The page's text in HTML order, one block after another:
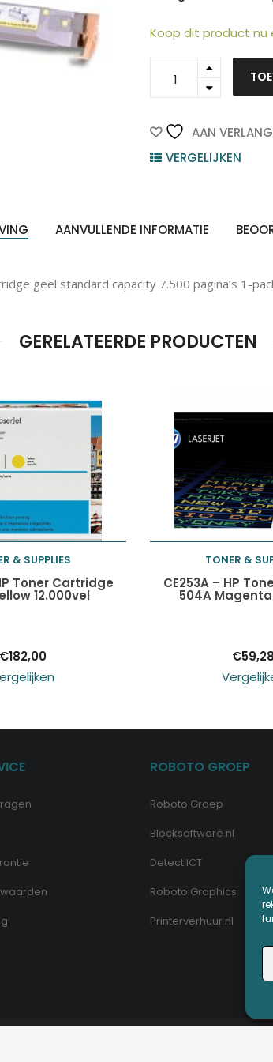
Koop dit product nu
016197500
Cartridge
7.500vel
AAN
VERGELIJKEN
AANVULLENDE INFORMATIE
geel standard capacity 7.500 pagina’s 1-
GERELATEERDE PRODUCTEN
aan
& SUPPLIES
Toner Cartridge
12.000vel
€182,00
Toevoegen
TONER &
CE253A – HP
504A
€59,28
ROBOTO GROEP
Roboto Groep
Blocksoftware.nl
Detect ICT
Roboto Graphics
Printerverhuur.nl